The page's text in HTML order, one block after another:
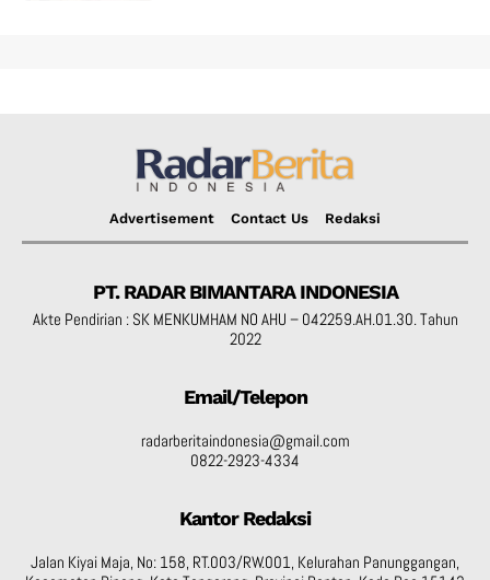
Advertisement Contact Us Redaksi
PT. RADAR BIMANTARA INDONESIA
Akte Pendirian : SK MENKUMHAM NO AHU – 042259.AH.01.30. Tahun
2022
Email/Telepon
radarberitaindonesia@gmail.com
0822-2923-4334
Kantor Redaksi
Jalan Kiyai Maja, No: 158, RT.003/RW.001, Kelurahan Panunggangan,